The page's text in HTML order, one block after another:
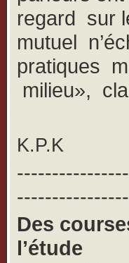
regard sur
mutuel
pratiques
milieu»,
K.P.K
Des
l’étude